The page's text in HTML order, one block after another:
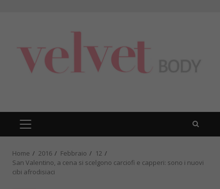
PRIMARY
MENU
Home 2016 Febbraio
12
San Valentino, a cena si scelgono carciofi e capperi: sono i nuovi
cibi afrodisiaci